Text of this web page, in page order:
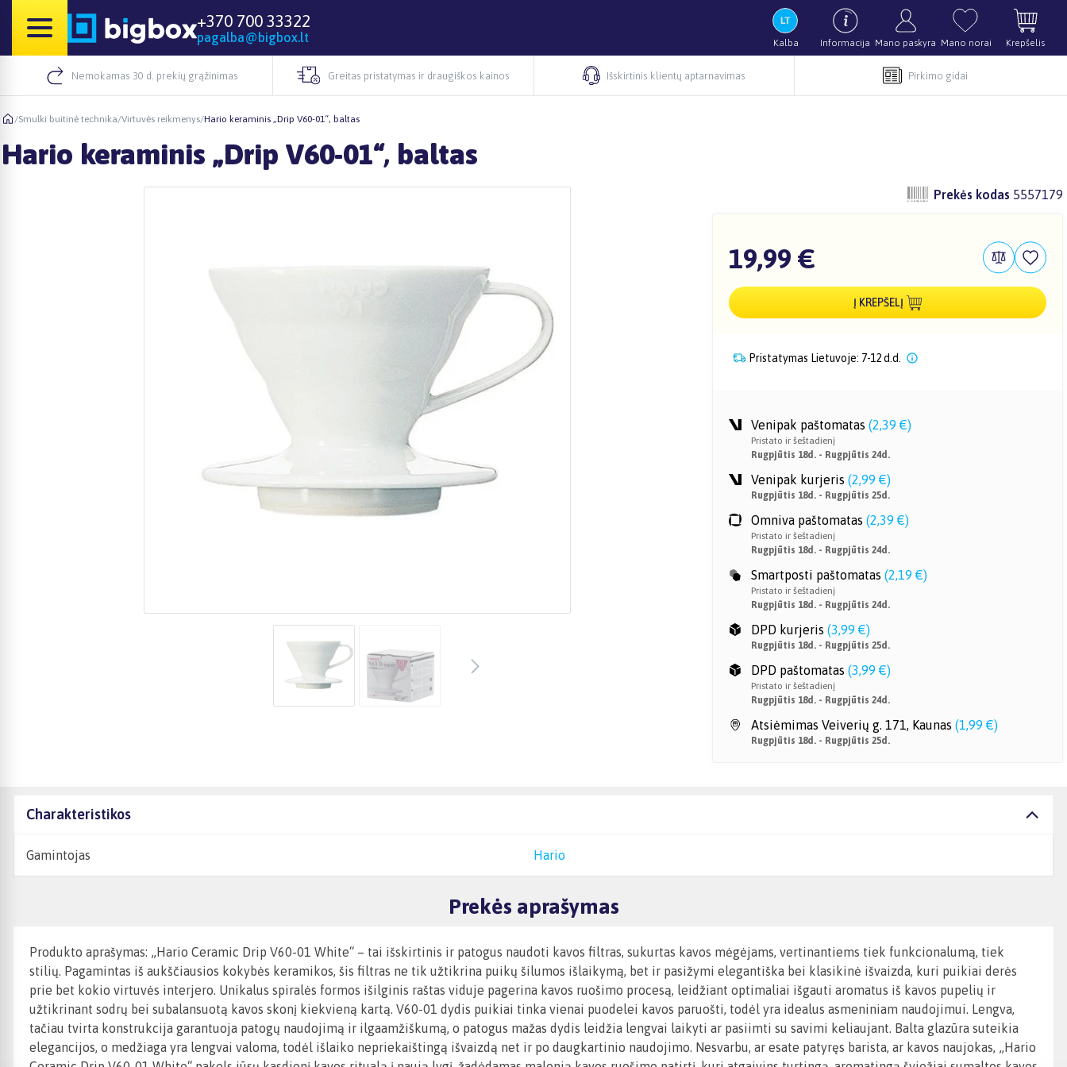
+370 700 33322
pagalba@bigbox.lt Kalba Informacija Mano paskyra Mano norai Krepšelis
Nemokamas 30 d. prekių grąžinimas Greitas pristatymas ir draugiškos kainos Išskirtinis klientų aptarnavimas Pirkimo gidai
/Smulki buitinė technika/Virtuvės reikmenys/Hario keraminis „Drip V60-01“, baltas
Hario keraminis „Drip V60-01“, baltas
Prekės kodas 5557179
19,99 €
Į KREPŠELĮ
Pristatymas Lietuvoje: 7-12 d.d.
Venipak paštomatas (2,39 €)
Pristato ir šeštadienį
Rugpjūtis 18d. - Rugpjūtis 24d.
Venipak kurjeris (2,99 €)
Rugpjūtis 18d. - Rugpjūtis 25d.
Omniva paštomatas (2,39 €)
Pristato ir šeštadienį
Rugpjūtis 18d. - Rugpjūtis 24d.
Smartposti paštomatas (2,19 €)
Pristato ir šeštadienį
Rugpjūtis 18d. - Rugpjūtis 24d.
DPD kurjeris (3,99 €)
Rugpjūtis 18d. - Rugpjūtis 25d.
DPD paštomatas (3,99 €)
Pristato ir šeštadienį
Rugpjūtis 18d. - Rugpjūtis 24d.
Atsiėmimas Veiverių g. 171, Kaunas (1,99 €)
Rugpjūtis 18d. - Rugpjūtis 25d.
Charakteristikos
Gamintojas Hario
Prekės aprašymas
Produkto aprašymas: „Hario Ceramic Drip V60-01 White“ – tai išskirtinis ir patogus naudoti kavos filtras, sukurtas kavos mėgėjams, vertinantiems tiek funkcionalumą, tiek
stilių. Pagamintas iš aukščiausios kokybės keramikos, šis filtras ne tik užtikrina puikų šilumos išlaikymą, bet ir pasižymi elegantiška bei klasikinė išvaizda, kuri puikiai derės
prie bet kokio virtuvės interjero. Unikalus spiralės formos išilginis raštas viduje pagerina kavos ruošimo procesą, leidžiant optimaliai išgauti aromatus iš kavos pupelių ir
užtikrinant sodrų bei subalansuotą kavos skonį kiekvieną kartą. V60-01 dydis puikiai tinka vienai puodelei kavos paruošti, todėl yra idealus asmeniniam naudojimui. Lengva,
tačiau tvirta konstrukcija garantuoja patogų naudojimą ir ilgaamžiškumą, o patogus mažas dydis leidžia lengvai laikyti ar pasiimti su savimi keliaujant. Balta glazūra suteikia
elegancijos, o medžiaga yra lengvai valoma, todėl išlaiko nepriekaištingą išvaizdą net ir po daugkartinio naudojimo. Nesvarbu, ar esate patyręs barista, ar kavos naujokas, „Hario